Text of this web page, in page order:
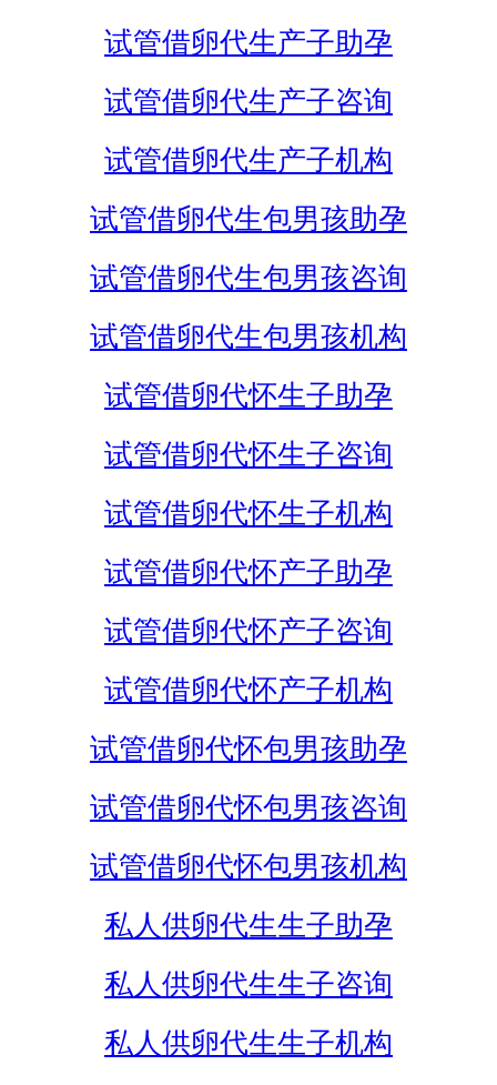
试管借卵代生产子助孕
试管借卵代生产子咨询
试管借卵代生产子机构
试管借卵代生包男孩助孕
试管借卵代生包男孩咨询
试管借卵代生包男孩机构
试管借卵代怀生子助孕
试管借卵代怀生子咨询
试管借卵代怀生子机构
试管借卵代怀产子助孕
试管借卵代怀产子咨询
试管借卵代怀产子机构
试管借卵代怀包男孩助孕
试管借卵代怀包男孩咨询
试管借卵代怀包男孩机构
私人供卵代生生子助孕
私人供卵代生生子咨询
私人供卵代生生子机构